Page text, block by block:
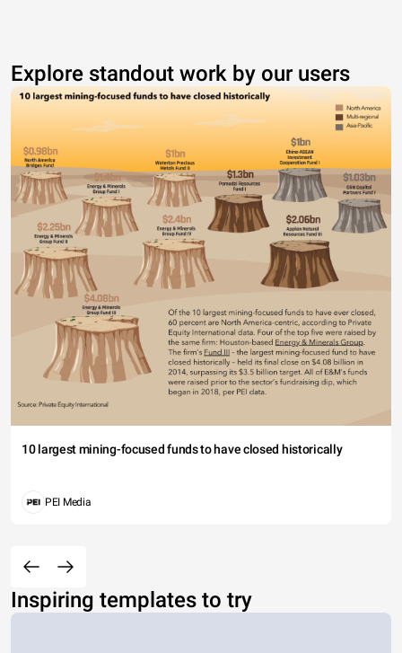
Explore standout work by our users
10 largest mining-focused funds to have closed historically
PEI Media
Inspiring templates to try